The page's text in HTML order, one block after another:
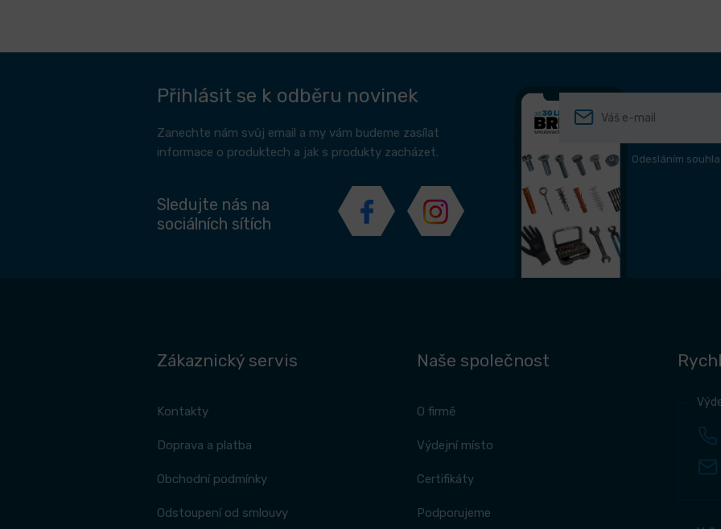
Přihlásit se k odběru novinek
Zanechte nám svůj email a my vám budeme zasílat
informace o produktech a jak s produkty zacházet.
Odesláním
Sledujte nás na
sociálních sítích
Zákaznický servis
Kontakty
Doprava a platba
Obchodní podmínky
Odstoupení od smlouvy
Naše společnost
O firmě
Výdejní místo
Certifikáty
Podporujeme